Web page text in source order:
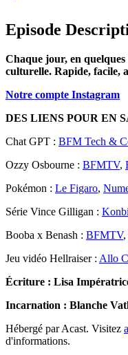
Episode
Chaque jour, en
culturelle. Rapide, facile,
Notre compte Instagram
DES LIENS POUR EN
Chat GPT : BFM Tech &
Ozzy Osbourne : BFMTV,
Pokémon : Le Figaro,
Série Vince Gilligan :
Booba x Benash : BFMTV,
Jeu vidéo Hellraiser : Allo
Écriture : Lisa
Incarnation : Blanche
Hébergé par Acast. Visitez
d'informations.